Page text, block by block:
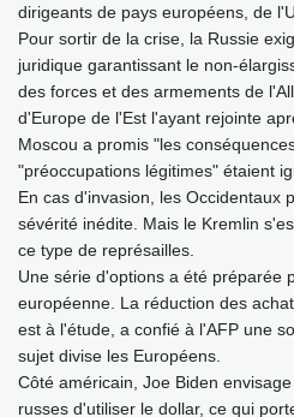
dirigeants de pays européens, de
Pour sortir de la crise, la Russie
juridique garantissant le non-
des forces et des armements de
d'Europe de l'Est l'ayant rejointe
Moscou a promis "les
"préoccupations légitimes" étaient
En cas d'invasion, les Occidentaux
sévérité inédite. Mais le Kremlin
ce type de représailles.
Une série d'options a été préparée
européenne. La réduction des
est à l'étude, a confié à l'AFP une
sujet divise les Européens.
Côté américain, Joe Biden
russes d'utiliser le dollar, ce qui